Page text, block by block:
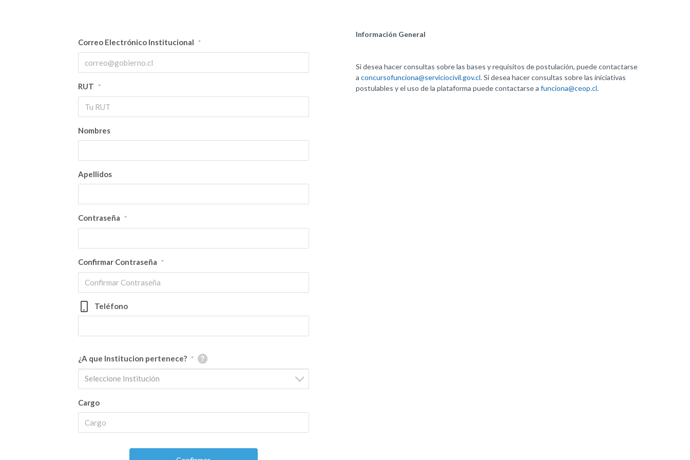
Correo Electrónico Institucional *
RUT *
Nombres
Apellidos
Contraseña *
Confirmar Contraseña *
Teléfono
¿A que Institucion pertenece? *
Seleccione Institución
Cargo
Información General
Si desea hacer consultas sobre las bases y requisitos de postulación, puede contactarse
a concursofunciona@serviciocivil.gov.cl. Si desea hacer consultas sobre las iniciativas
postulables y el uso de la plataforma puede contactarse a funciona@ceop.cl.